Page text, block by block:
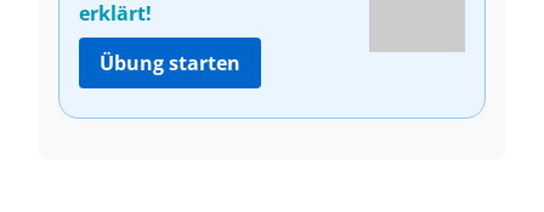
erklärt!
Übung starten